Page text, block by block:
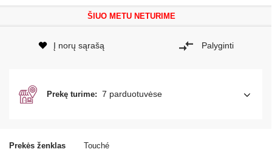
Prekės ženklas Touché
ŠIUO METU NETURIME
Į norų sąrašą Palyginti
Prekę turime: 7 parduotuvėse